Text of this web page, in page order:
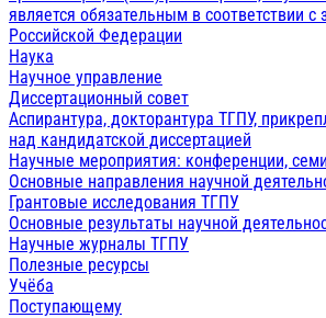
является обязательным в соответствии с
Российской Федерации
Наука
Научное управление
Диссертационный совет
Аспирантура, докторантура ТГПУ,
над кандидатской диссертацией
Научные мероприятия: конференции,
Основные направления научной
Грантовые исследования ТГПУ
Основные результаты научной
Научные журналы ТГПУ
Полезные ресурсы
Учёба
Поступающему